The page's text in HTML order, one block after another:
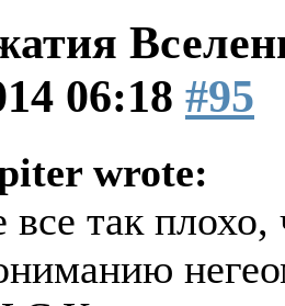
06:18 #95
wrote:
все так